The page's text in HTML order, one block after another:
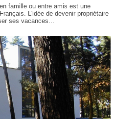
famille ou entre amis est une
L'idée de devenir propriétaire
ses vacances...